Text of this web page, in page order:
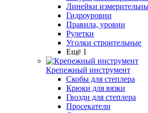
Линейки
Гидроуровни
Правила, уровни
Рулетки
Уголки строительные
Ещё 1
Крепежный инструмент
Скобы для степлера
Крюки для вязки
Гвозди для степлера
Просекатели